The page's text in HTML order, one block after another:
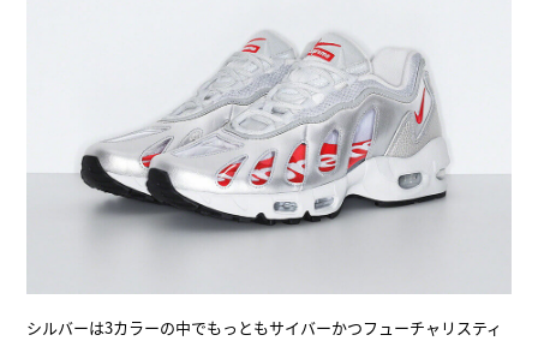
シルバーは3カラーの中でもっともサイバーかつフューチャリスティ